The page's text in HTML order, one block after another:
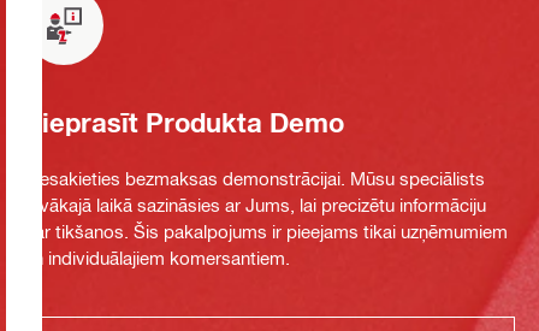
Pieprasīt Produkta Demo
Piesakieties bezmaksas demonstrācijai. Mūsu speciālists
tuvākajā laikā sazināsies ar Jums, lai precizētu informāciju
par tikšanos. Šis pakalpojums ir pieejams tikai uzņēmumiem
un individuālajiem komersantiem.